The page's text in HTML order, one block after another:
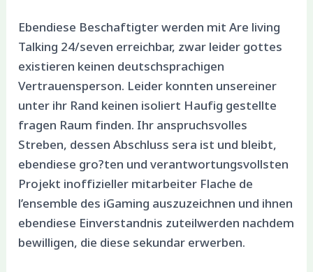
Ebendiese Beschaftigter werden mit Are living
Talking 24/seven erreichbar, zwar leider gottes
existieren keinen deutschsprachigen
Vertrauensperson. Leider konnten unsereiner
unter ihr Rand keinen isoliert Haufig gestellte
fragen Raum finden. Ihr anspruchsvolles
Streben, dessen Abschluss sera ist und bleibt,
ebendiese gro?ten und verantwortungsvollsten
Projekt inoffizieller mitarbeiter Flache de
l’ensemble des iGaming auszuzeichnen und ihnen
ebendiese Einverstandnis zuteilwerden nachdem
bewilligen, die diese sekundar erwerben.